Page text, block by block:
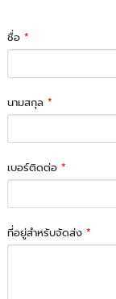
ชื่อ*
นามสกุล*
เบอร์ติดต่อ*
ที่อยู่สำหรับจัดส่ง*